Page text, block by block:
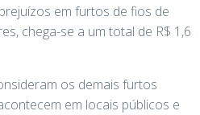
em furtos de fios de
chega-se a um total de R$ 1,6
os demais furtos
em locais públicos e